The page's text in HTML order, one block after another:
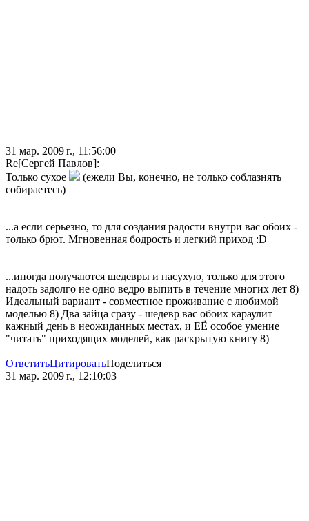
31 мар. 2009 г., 11:56:00
Re[Сергей Павлов]:
Только сухое
(ежели Вы, конечно, не только соблазнять
собираетесь)
...а если серьезно, то для создания радости внутри вас обоих -
только брют. Мгновенная бодрость и легкий приход :D
...иногда получаются шедевры и насухую, только для этого
надоть задолго не одно ведро выпить в течение многих лет 8)
Идеальный вариант - совместное проживание с любимой
моделью 8) Два зайца сразу - шедевр вас обоих караулит
кажный день в неожиданных местах, и ЕЁ особое умение
"читать" приходящих моделей, как раскрытую книгу 8)
ОтветитьЦитироватьПоделиться
31 мар. 2009 г., 12:10:03